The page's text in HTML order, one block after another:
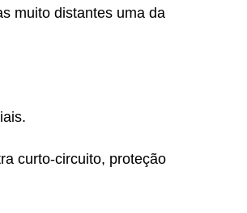
muito distantes uma da
curto-circuito, proteção